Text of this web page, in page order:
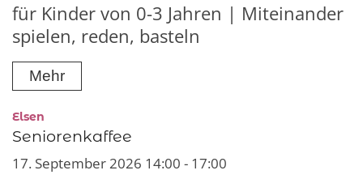
für Kinder von 0-3 Jahren | Miteinander
spielen, reden, basteln
Mehr
Elsen
Seniorenkaffee
17. September 2026 14:00 - 17:00